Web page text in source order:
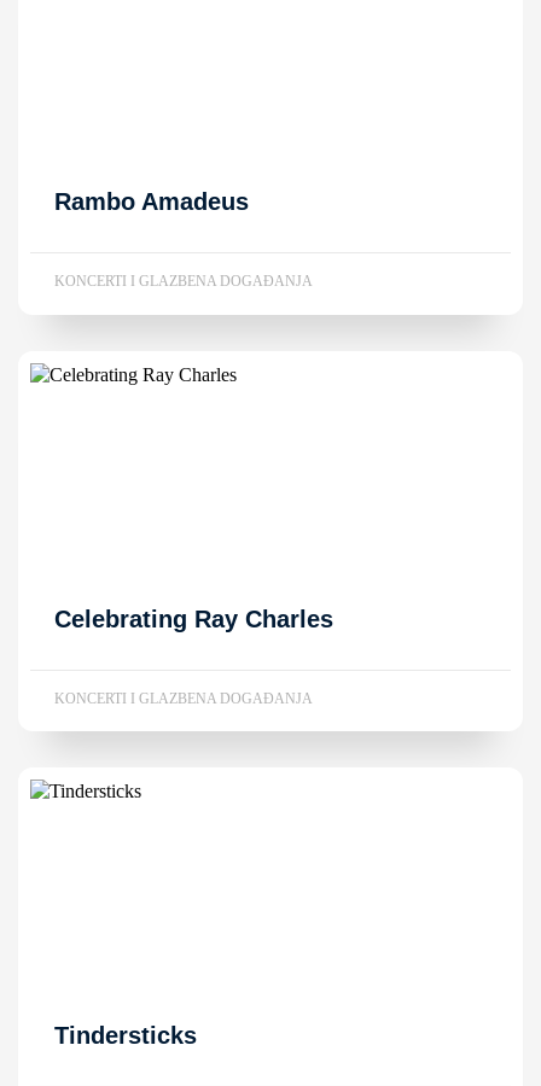
Rambo Amadeus
KONCERTI I GLAZBENA DOGAĐANJA
Celebrating Ray Charles
KONCERTI I GLAZBENA DOGAĐANJA
Tindersticks